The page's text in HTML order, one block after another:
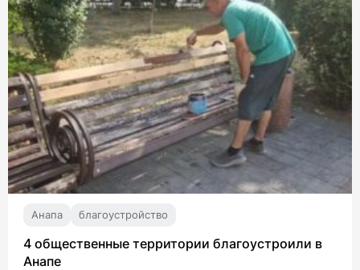
Анапа благоустройство
4 общественные территории благоустроили в
Анапе